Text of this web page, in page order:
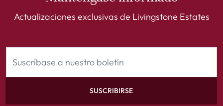
Actualizaciones exclusivas de Livingstone Estates
SUSCRIBIRSE